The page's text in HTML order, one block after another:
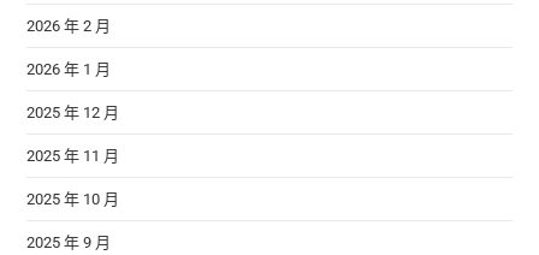
2026 年 2 月
2026 年 1 月
2025 年 12 月
2025 年 11 月
2025 年 10 月
2025 年 9 月